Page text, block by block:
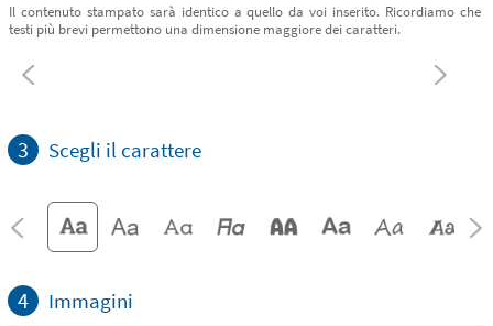
Il contenuto stampato sarà identico a quello da voi inserito. Ricordiamo che
testi più brevi permettono una dimensione maggiore dei caratteri.
3 Scegli il carattere
4 Immagini